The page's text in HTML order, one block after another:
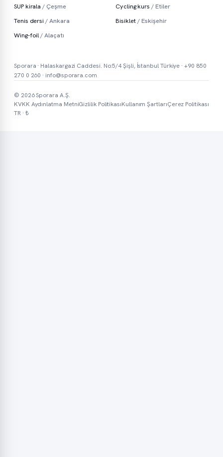
SUP kirala/ Çeşme Cycling kurs/ Etiler
Tenis dersi/ Ankara Bisiklet/ Eskişehir
Wing-foil/ Alaçatı
Sporara · Halaskargazi Caddesi. No:5/4 Şişli, İstanbul Türkiye ·+90 850
270 0 260 · info@sporara.com
© 2026 Sporara A.Ş.
KVKK Aydınlatma MetniGizlilik PolitikasıKullanım ŞartlarıÇerez Politikası
TR · ₺